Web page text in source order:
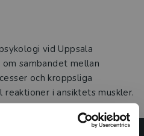
vid Uppsala
sambandet mellan
och kroppsliga
i ansiktets muskler.